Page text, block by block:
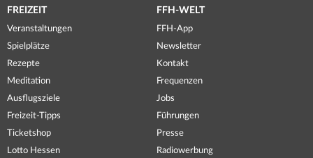
FREIZEIT
Veranstaltungen
Spielplätze
Rezepte
Meditation
Ausflugsziele
Freizeit-Tipps
Ticketshop
Lotto Hessen
FFH-WELT
FFH-App
Newsletter
Kontakt
Frequenzen
Jobs
Führungen
Presse
Radiowerbung